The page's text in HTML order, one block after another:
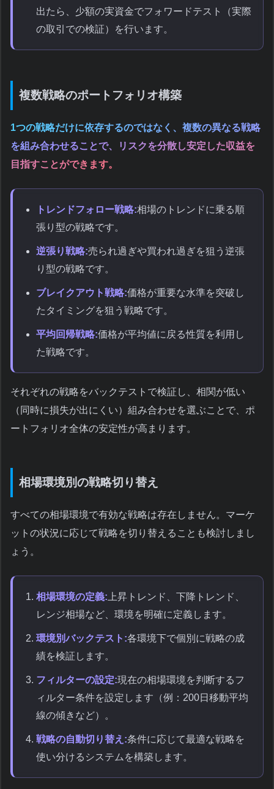
出たら、少額の実資金でフォワードテスト（実際
の取引での検証）を行います。
複数戦略のポートフォリオ構築
1つの戦略だけに依存するのではなく、複数の異なる戦略
を組み合わせることで、リスクを分散し安定した収益を
目指すことができます。
トレンドフォロー戦略:相場のトレンドに乗る順
張り型の戦略です。
逆張り戦略:売られ過ぎや買われ過ぎを狙う逆張
り型の戦略です。
ブレイクアウト戦略:価格が重要な水準を突破し
たタイミングを狙う戦略です。
平均回帰戦略:価格が平均値に戻る性質を利用し
た戦略です。
それぞれの戦略をバックテストで検証し、相関が低い
（同時に損失が出にくい）組み合わせを選ぶことで、ポ
ートフォリオ全体の安定性が高まります。
相場環境別の戦略切り替え
すべての相場環境で有効な戦略は存在しません。マーケ
ットの状況に応じて戦略を切り替えることも検討しまし
ょう。
相場環境の定義: 上昇トレンド、下降トレンド、
レンジ相場など、環境を明確に定義します。
環境別バックテスト:各環境下で個別に戦略の成
績を検証します。
フィルターの設定:現在の相場環境を判断するフ
ィルター条件を設定します（例：200日移動平均
線の傾きなど）。
戦略の自動切り替え:条件に応じて最適な戦略を
使い分けるシステムを構築します。